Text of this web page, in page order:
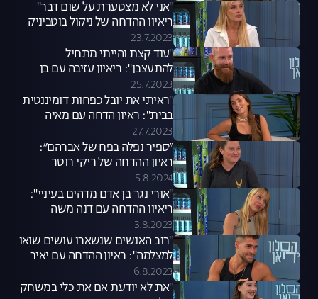
"אני לא מצטערת על שום דבר"
ריאיון ההדחה של ניקול בוטביניק
23.7.2023
"עוד קצת והייתי מתחיל
להתעצבן": ריאיון עזיבה עם בן
ויארניק
25.7.2023
"ראיתי את יובל כפחות דומיננטית
בבית": ראיון הדחה עם מאיה
27.7.2023
״ספיר נפלה בפח של אברהם״:
ראיון ההדחה של ריקי רוטר
5.8.2024
"אורי נגר בן אדם מדהים בעיניי":
ריאיון ההדחה עם דנה משה
3.8.2023
"רוב האנשים שנשארו עושים שואו
למצלמה": ראיון ההדחה עם יאיר
כמכאג'י
6.8.2023
"את לא יודעת אם את כלי במשחק